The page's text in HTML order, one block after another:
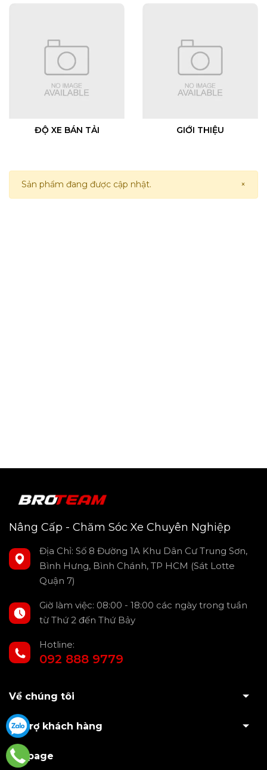
ĐỘ XE BÁN TẢI GIỚI THIỆU
×
Sản phẩm đang được cập nhật.
Nâng Cấp - Chăm Sóc Xe Chuyên Nghiệp
Địa Chỉ: Số 8 Đường 1A Khu Dân Cư Trung Sơn,
Bình Hưng, Bình Chánh, TP HCM (Sát Lotte
Quận 7)
Giờ làm việc: 08:00 - 18:00 các ngày trong tuần
từ Thứ 2 đến Thứ Bảy
Hotline:
092 888 9779
Về chúng tôi
Hỗ trợ khách hàng
Fanpage